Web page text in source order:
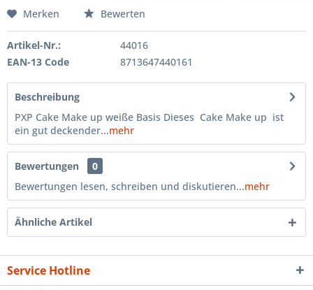
Merken Bewerten
Artikel-Nr.:
44016
EAN-13 Code
8713647440161
Beschreibung
PXP Cake Make up weiße Basis Dieses Cake Make up ist
ein gut deckender...mehr
Bewertungen
0
Bewertungen lesen, schreiben und diskutieren...mehr
Ähnliche Artikel
Service Hotline